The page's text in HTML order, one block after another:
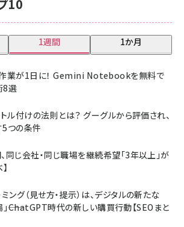
10
1週間 1か月
業が1日に！ Gemini Notebookを無料で
8選
ル付けの法則とは？ グーグルから評価され、
つの条件
同じ会社・同じ職場を継続希望「3年以上」が
ング（見せ方・提示）は、デジタルの新たな
」――ChatGPT時代の新しい購買行動【SEOまと